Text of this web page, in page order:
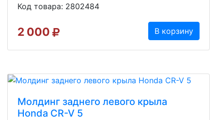
Код товара: 2802484
2 000 В корзину
Молдинг заднего левого крыла
Honda CR-V 5